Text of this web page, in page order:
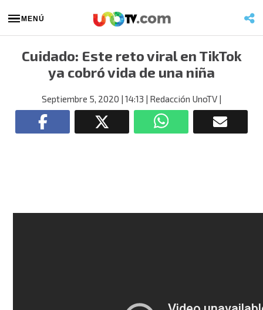
MENÚ
Cuidado: Este reto viral en TikTok
ya cobró vida de una niña
Septiembre 5, 2020 | 14:13 | Redacción UnoTV |